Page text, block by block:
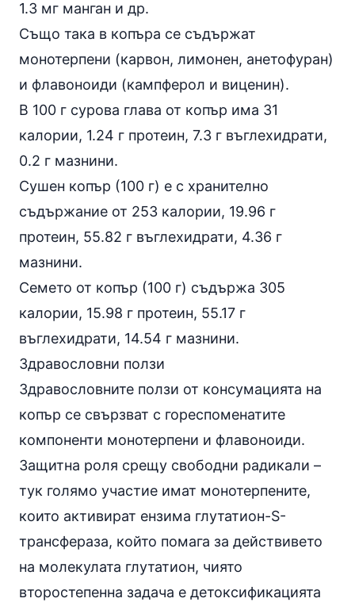
1.3 мг манган и др.
Също така в копъра се съдържат
монотерпени (карвон, лимонен, анетофуран)
и флавоноиди (кампферол и виценин).
В 100 г сурова глава от копър има 31
калории, 1.24 г протеин, 7.3 г въглехидрати,
0.2 г мазнини.
Сушен копър (100 г) е с хранително
съдържание от 253 калории, 19.96 г
протеин, 55.82 г въглехидрати, 4.36 г
мазнини.
Семето от копър (100 г) съдържа 305
калории, 15.98 г протеин, 55.17 г
въглехидрати, 14.54 г мазнини.
Здравословни ползи
Здравословните ползи от консумацията на
копър се свързват с гореспоменатите
компоненти монотерпени и флавоноиди.
Защитна роля срещу свободни радикали –
тук голямо участие имат монотерпените,
които активират ензима глутатион-S-
трансфераза, който помага за действивето
на молекулата глутатион, чиято
второстепенна задача е детоксификацията